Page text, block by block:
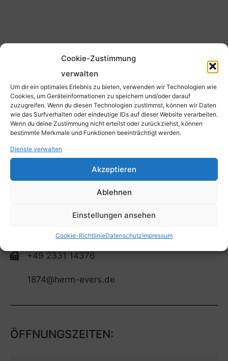
Cookie-Zustimmung
verwalten
Um dir ein optimales Erlebnis zu bieten, verwenden wir Technologien wie
Cookies, um Geräteinformationen zu speichern und/oder darauf
zuzugreifen. Wenn du diesen Technologien zustimmst, können wir Daten
wie das Surfverhalten oder eindeutige IDs auf dieser Website verarbeiten.
Wenn du deine Zustimmung nicht erteilst oder zurückziehst, können
bestimmte Merkmale und Funktionen beeinträchtigt werden.
Dienste verwalten
Akzeptieren
Ablehnen
Einstellungen ansehen
Cookie-RichtlinieDatenschutzImpressum
KONTAKT & ANFAHRT
Im Löhken 2, 58099 Hagen
+49 2331 16474
+49 2331 14376
1874@herm-evers.de
ÖFFNUNGSZEITEN: